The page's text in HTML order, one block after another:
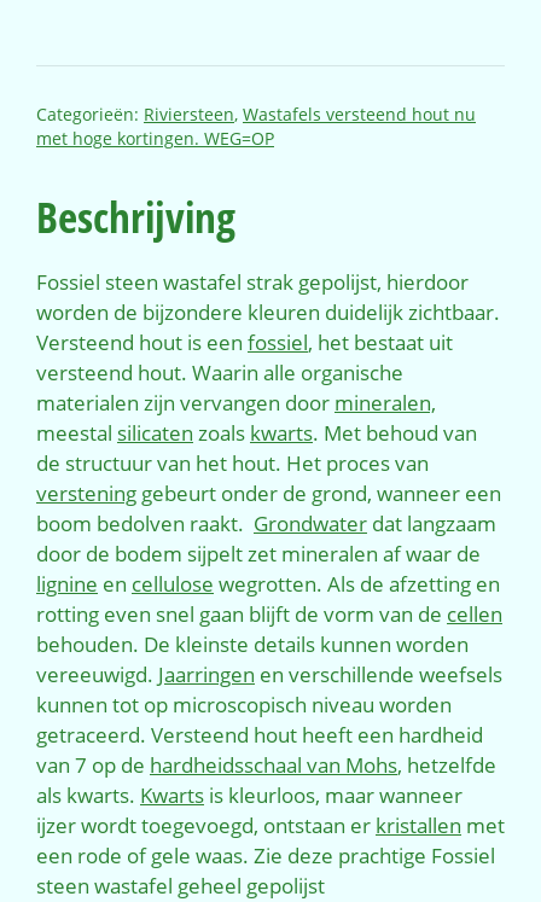
Categorieën: Riviersteen, Wastafels versteend hout nu
met hoge kortingen. WEG=OP
Beschrijving
Fossiel steen wastafel strak gepolijst, hierdoor
worden de bijzondere kleuren duidelijk zichtbaar.
Versteend hout is een fossiel, het bestaat uit
versteend hout. Waarin alle organische
materialen zijn vervangen door mineralen,
meestal silicaten zoals kwarts. Met behoud van
de structuur van het hout. Het proces van
verstening gebeurt onder de grond, wanneer een
boom bedolven raakt. Grondwater dat langzaam
door de bodem sijpelt zet mineralen af waar de
lignine en cellulose wegrotten. Als de afzetting en
rotting even snel gaan blijft de vorm van de cellen
behouden. De kleinste details kunnen worden
vereeuwigd. Jaarringen en verschillende weefsels
kunnen tot op microscopisch niveau worden
getraceerd. Versteend hout heeft een hardheid
van 7 op de hardheidsschaal van Mohs, hetzelfde
als kwarts. Kwarts is kleurloos, maar wanneer
ijzer wordt toegevoegd, ontstaan er kristallen met
een rode of gele waas. Zie deze prachtige Fossiel
steen wastafel geheel gepolijst